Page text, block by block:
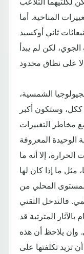
المناخية. أما
ثاني أوكسيد
لكن لم يبدأ
الشمسية،
وستكون أكبر
مخاطر التغييرات
الوحيدة المعروفة
إلا أنه ما
مثل ما إذا كان لها
المحلي من
فالتدخل التقني
المترتبة قد
وإن يلاحظ أن هذه
أن تزيد تكلفتها على